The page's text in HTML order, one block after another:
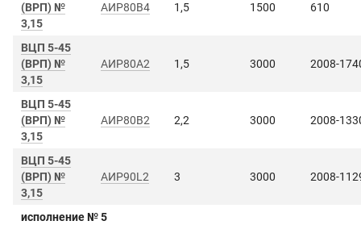
(ВРП) №
3,15
АИР80B4 1,5 1500 610
ВЦП 5-45
(ВРП) №
3,15
АИР80А2 1,5 3000 2008-
ВЦП 5-45
(ВРП) №
3,15
АИР80В2 2,2 3000 2008-
ВЦП 5-45
(ВРП) №
3,15
АИР90L2 3 3000 2008-
исполнение № 5